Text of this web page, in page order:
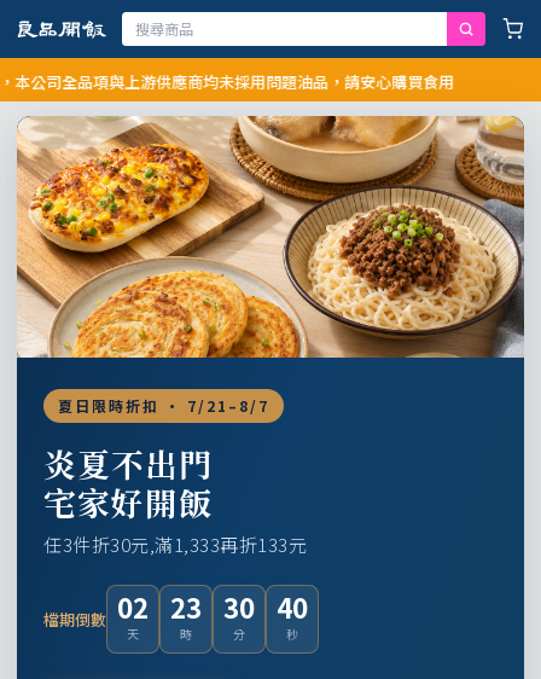
全品項與上游供應商均未採用問題油品，請安心購買食用
夏日限時折扣 · 7/21–8/7
炎夏不出門
宅家好開飯
任3件折30元,滿1,333再折133元
檔期倒數 02
天
23
時
30
分
39
秒